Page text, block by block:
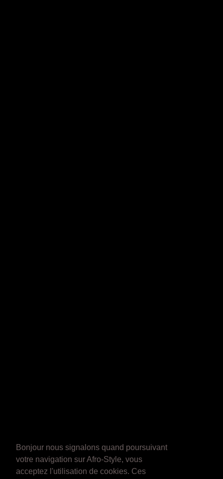
Bonjour nous signalons quand poursuivant
votre navigation sur Afro-Style, vous
acceptez l'utilisation de cookies. Ces